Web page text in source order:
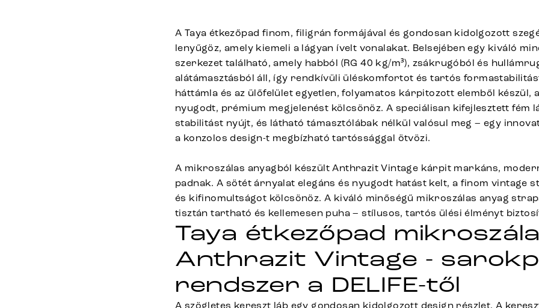
A Taya étkezőpad finom, filigrán formájával és gondosan kidolgozott
lenyűgöz, amely kiemeli a lágyan ívelt vonalakat. Belsejében egy kiváló
szerkezet található, amely habból (RG 40 kg/m³), zsákrugóból és
alátámasztásból áll, így rendkívüli üléskomfortot és tartós
háttámla és az ülőfelület egyetlen, folyamatos kárpitozott elemből készül,
nyugodt, prémium megjelenést kölcsönöz. A speciálisan kifejlesztett fém
stabilitást nyújt, és látható támasztólábak nélkül valósul meg – egy
a konzolos design-t megbízható tartóssággal ötvözi.
A mikroszálas anyagból készült Anthrazit Vintage kárpit markáns,
padnak. A sötét árnyalat elegáns és nyugodt hatást kelt, a finom vintage
és kifinomultságot kölcsönöz. A kiváló minőségű mikroszálas anyag
tisztán tartható és kellemesen puha – stílusos, tartós ülési élményt
Taya étkezőpad
Anthrazit Vintage -
rendszer a DELIFE-től
A szögletes kereszt láb egy gondosan kidolgozott design részlet. A